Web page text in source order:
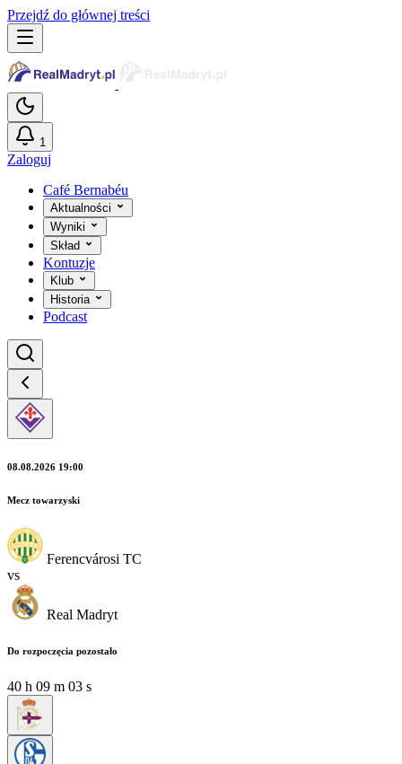
Przejdź do głównej treści
1
Zaloguj
Café Bernabéu
Aktualności
Wyniki
Skład
Kontuzje
Klub
Historia
Podcast
08.08.2026 19:00
Mecz towarzyski
Ferencvárosi TC
vs
Real Madryt
Do rozpoczęcia pozostało
40 h 09 m 02 s